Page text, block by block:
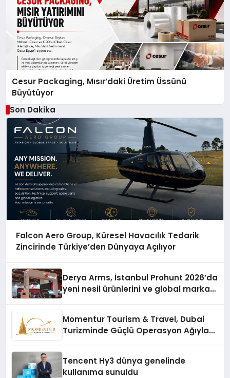
Cesur Packaging, Mısır’daki Üretim Üssünü
Büyütüyor
Son Dakika
Falcon Aero Group, Küresel Havacılık Tedarik
Zincirinde Türkiye’den Dünyaya Açılıyor
Derya Arms, İstanbul Prohunt 2026’da
yeni nesil ürünlerini ve global marka
Momentur Tourism & Travel, Dubai
Turizminde Güçlü Operasyon Ağıyla
Tencent Hy3 dünya genelinde
kullanıma sunuldu